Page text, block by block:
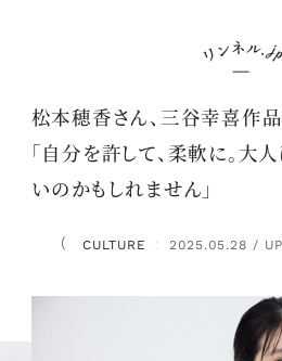
松本穂香さん、三谷幸喜作品
「自分を許して、柔軟に。大
いのかもしれません」
CULTURE ： 2025.05.28 /